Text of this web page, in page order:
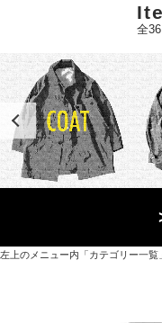
全
左上のメニュー内「カテゴリー一覧
オリジナルを含むファッ